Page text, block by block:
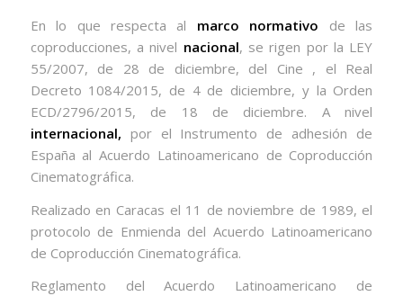
En lo que respecta al marco normativo de las
coproducciones, a nivel nacional, se rigen por la LEY
55/2007, de 28 de diciembre, del Cine , el Real
Decreto 1084/2015, de 4 de diciembre, y la Orden
ECD/2796/2015, de 18 de diciembre. A nivel
internacional, por el Instrumento de adhesión de
España al Acuerdo Latinoamericano de Coproducción
Cinematográfica.
Realizado en Caracas el 11 de noviembre de 1989, el
protocolo de Enmienda del Acuerdo Latinoamericano
de Coproducción Cinematográfica.
Reglamento del Acuerdo Latinoamericano de